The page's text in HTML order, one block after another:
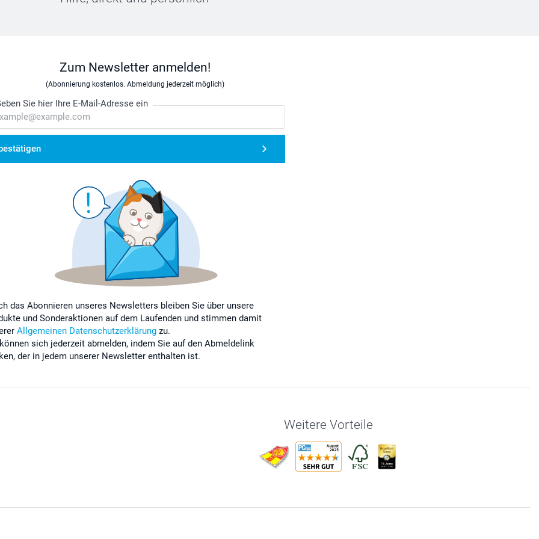
Zum Newsletter anmelden!
(Abonnierung kostenlos. Abmeldung jederzeit möglich)
Sie hier Ihre E-Mail-Adresse ein
das Abonnieren unseres Newsletters bleiben Sie über unsere
und Sonderaktionen auf dem Laufenden und stimmen damit
Allgemeinen Datenschutzerklärung zu.
sich jederzeit abmelden, indem Sie auf den Abmeldelink
der in jedem unserer Newsletter enthalten ist.
Weitere Vorteile